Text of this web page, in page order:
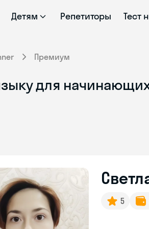
Детям Репетиторы Тест
Премиум
для
5